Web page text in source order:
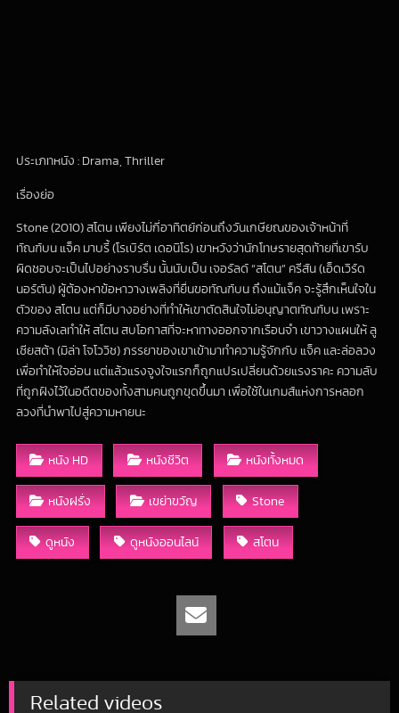
ประเภทหนัง : Drama, Thriller
เรื่องย่อ
Stone (2010) สโตน เพียงไม่กี่อาทิตย์ก่อนถึงวันเกษียณของเจ้าหน้าที่
ทัณฑ์บน แจ็ค มาบรี้ (โรเบิร์ต เดอนิโร) เขาหวังว่านักโทษรายสุดท้ายที่เขารับ
ผิดชอบจะเป็นไปอย่างราบรื่น นั้นนับเป็น เจอรัลด์ “สโตน” ครีสัน (เอ็ดเวิร์ด
นอร์ตัน) ผู้ต้องหาข้อหาวางเพลิงที่ยื่นขอทัณฑ์บน ถึงแม้แจ็ค จะรู้สึกเห็นใจใน
ตัวของ สโตน แต่ก็มีบางอย่างที่ทำให้เขาตัดสินใจไม่อนุญาตทัณฑ์บน เพราะ
ความลังเลทำให้ สโตน สบโอกาสที่จะหาทางออกจากเรือนจำ เขาวางแผนให้ ลู
เซียสต้า (มิล่า โจโววิช) ภรรยาของเขาเข้ามาทำความรู้จักกับ แจ็ค และล่อลวง
เพื่อทำให้ใจอ่อน แต่แล้วแรงจูงใจแรกก็ถูกแปรเปลี่ยนด้วยแรงราคะ ความลับ
ที่ถูกฝังไว้ในอดีตของทั้งสามคนถูกขุดขึ้นมา เพื่อใช้ในเกมส์แห่งการหลอก
ลวงที่นำพาไปสู่ความหายนะ
หนัง HD หนังชีวิต หนังทั้งหมด
หนังฝรั่ง เขย่าขวัญ Stone
ดูหนัง ดูหนังออนไลน์ สโตน
Related videos